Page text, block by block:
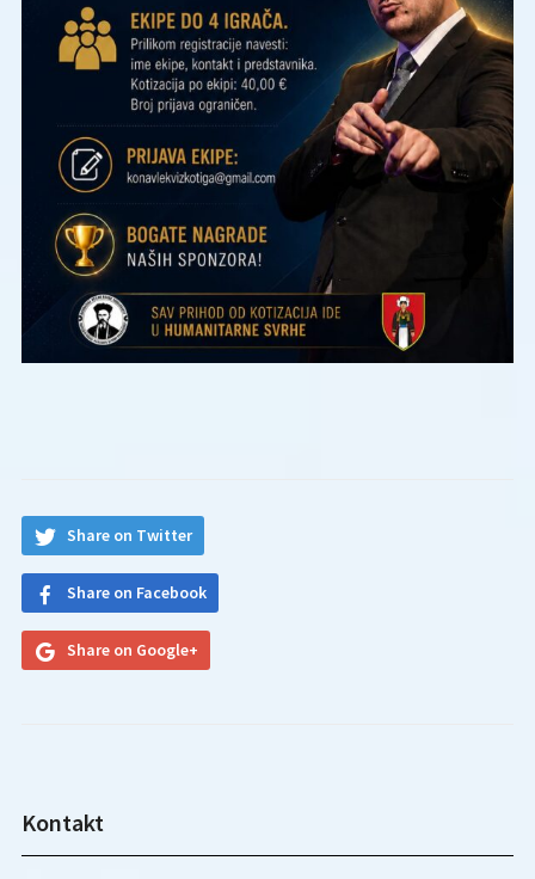
Share on Twitter
Share on Facebook
Share on Google+
Kontakt